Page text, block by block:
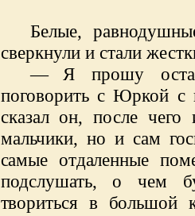
Белые,
сверкнули и стали
—
Я прошу
поговорить с Юркой с
сказал он, после
мальчики, но и сам
самые отдаленные
подслушать,о чем
твориться в большой